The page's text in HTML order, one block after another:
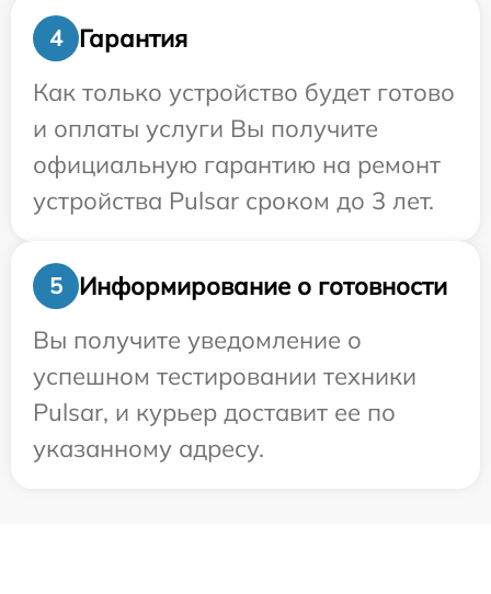
4
Гарантия
Как только устройство будет готово
и оплаты услуги Вы получите
официальную гарантию на ремонт
устройства Pulsar сроком до 3 лет.
5
Информирование о готовности
Вы получите уведомление о
успешном тестировании техники
Pulsar, и курьер доставит ее по
указанному адресу.